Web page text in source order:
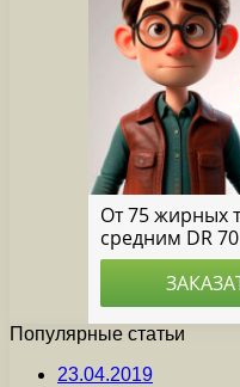
Популярные статьи
23.04.2019